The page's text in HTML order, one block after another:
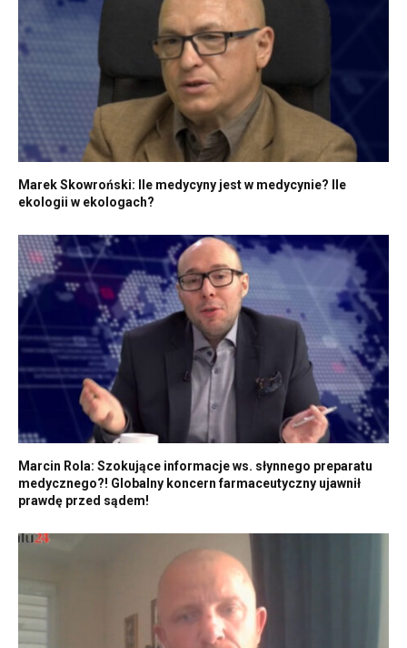
Marek Skowroński: Ile medycyny jest w medycynie? Ile
ekologii w ekologach?
Marcin Rola: Szokujące informacje ws. słynnego preparatu
medycznego?! Globalny koncern farmaceutyczny ujawnił
prawdę przed sądem!